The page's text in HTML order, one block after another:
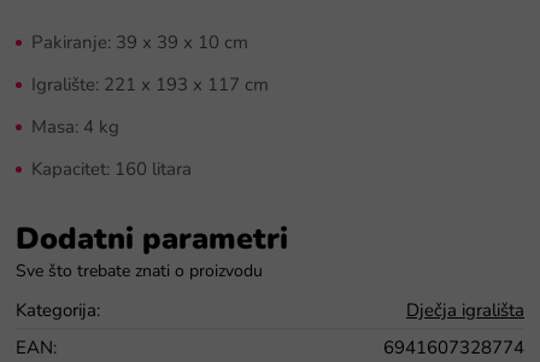
Pakiranje: 39 x 39 x 10 cm
Igralište: 221 x 193 x 117 cm
Masa: 4 kg
Kapacitet: 160 litara
Dodatni parametri
Kategorija:
Dječja igrališta
EAN:
6941607328774